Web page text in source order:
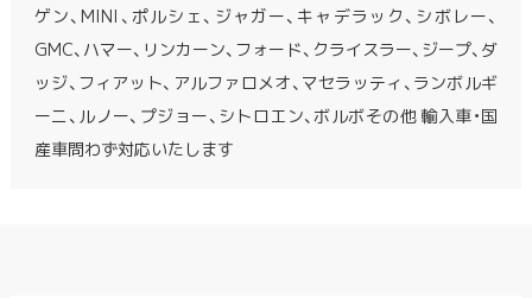
ゲン、MINI、ポルシェ、ジャガー、キャデラック、シボレー、
GMC、ハマー、リンカーン、フォード、クライスラー、ジープ、ダ
ッジ、フィアット、アルファロメオ、マセラッティ、ランボルギ
ーニ、ルノー、プジョー、シトロエン、ボルボその他 輸入車・国
産車問わず対応いたします